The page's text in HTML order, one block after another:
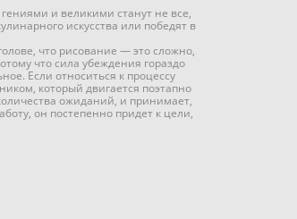
и великими станут не все,
искусства или победят в
что рисование — это сложно,
что сила убеждения гораздо
Если относиться к процессу
который двигается поэтапно
ожиданий, и принимает,
он постепенно придет к цели,